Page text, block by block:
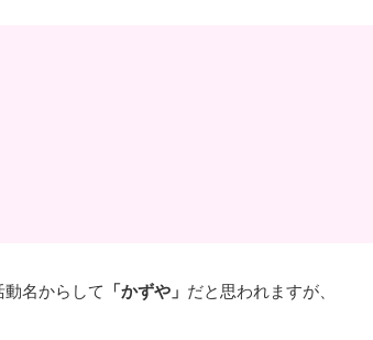
動名からして 「かずや」 だと思われますが、